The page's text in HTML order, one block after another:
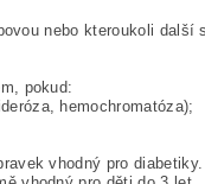
nebo kteroukoli další
pokud:
hemochromatóza);
vhodný pro diabetiky.